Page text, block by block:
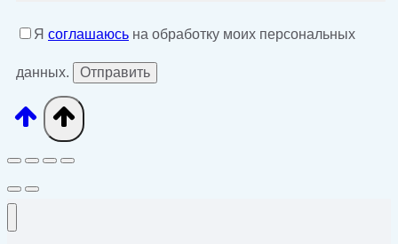
Я соглашаюсь на обработку моих персональных
данных.